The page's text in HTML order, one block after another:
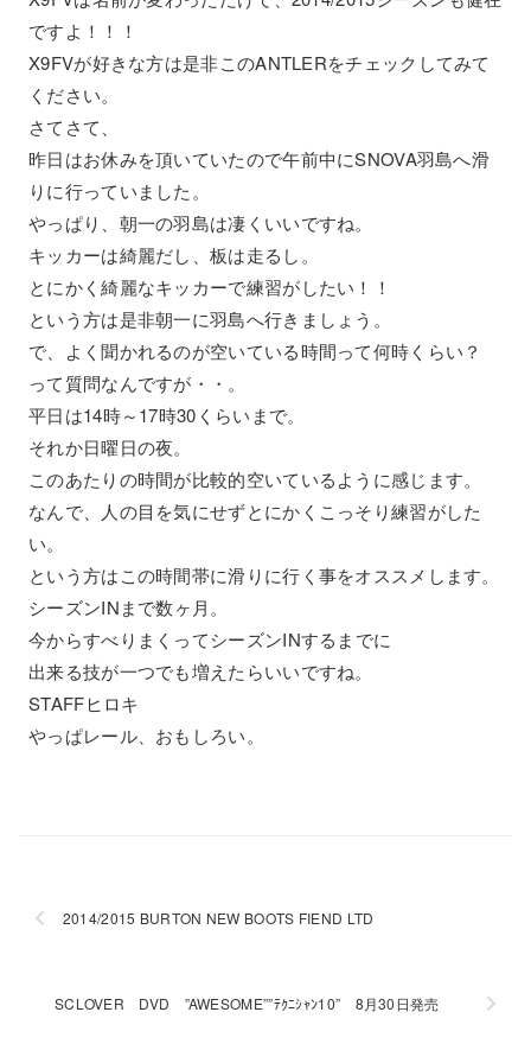
ですよ！！！
X9FVが好きな方は是非このANTLERをチェックしてみて
ください。
さてさて、
昨日はお休みを頂いていたので午前中にSNOVA羽島へ滑
りに行っていました。
やっぱり、朝一の羽島は凄くいいですね。
キッカーは綺麗だし、板は走るし。
とにかく綺麗なキッカーで練習がしたい！！
という方は是非朝一に羽島へ行きましょう。
で、よく聞かれるのが空いている時間って何時くらい？
って質問なんですが・・。
平日は14時～17時30くらいまで。
それか日曜日の夜。
このあたりの時間が比較的空いているように感じます。
なんで、人の目を気にせずとにかくこっそり練習がした
い。
という方はこの時間帯に滑りに行く事をオススメします。
シーズンINまで数ヶ月。
今からすべりまくってシーズンINするまでに
出来る技が一つでも増えたらいいですね。
STAFFヒロキ
やっぱレール、おもしろい。
2014/2015 BURTON NEW BOOTS FIEND LTD
SCLOVER DVD ”AWESOME””ﾃｸﾆｼｬﾝ10” 8月30日発売